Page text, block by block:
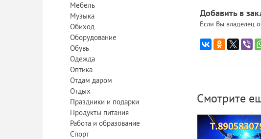
Мебель
Музыка
Обиход
Оборудование
Обувь
Одежда
Оптика
Отдам даром
Отдых
Праздники и подарки
Продукты питания
Работа и образование
Спорт
Добавить в
Если Вы владелец
Смотрите